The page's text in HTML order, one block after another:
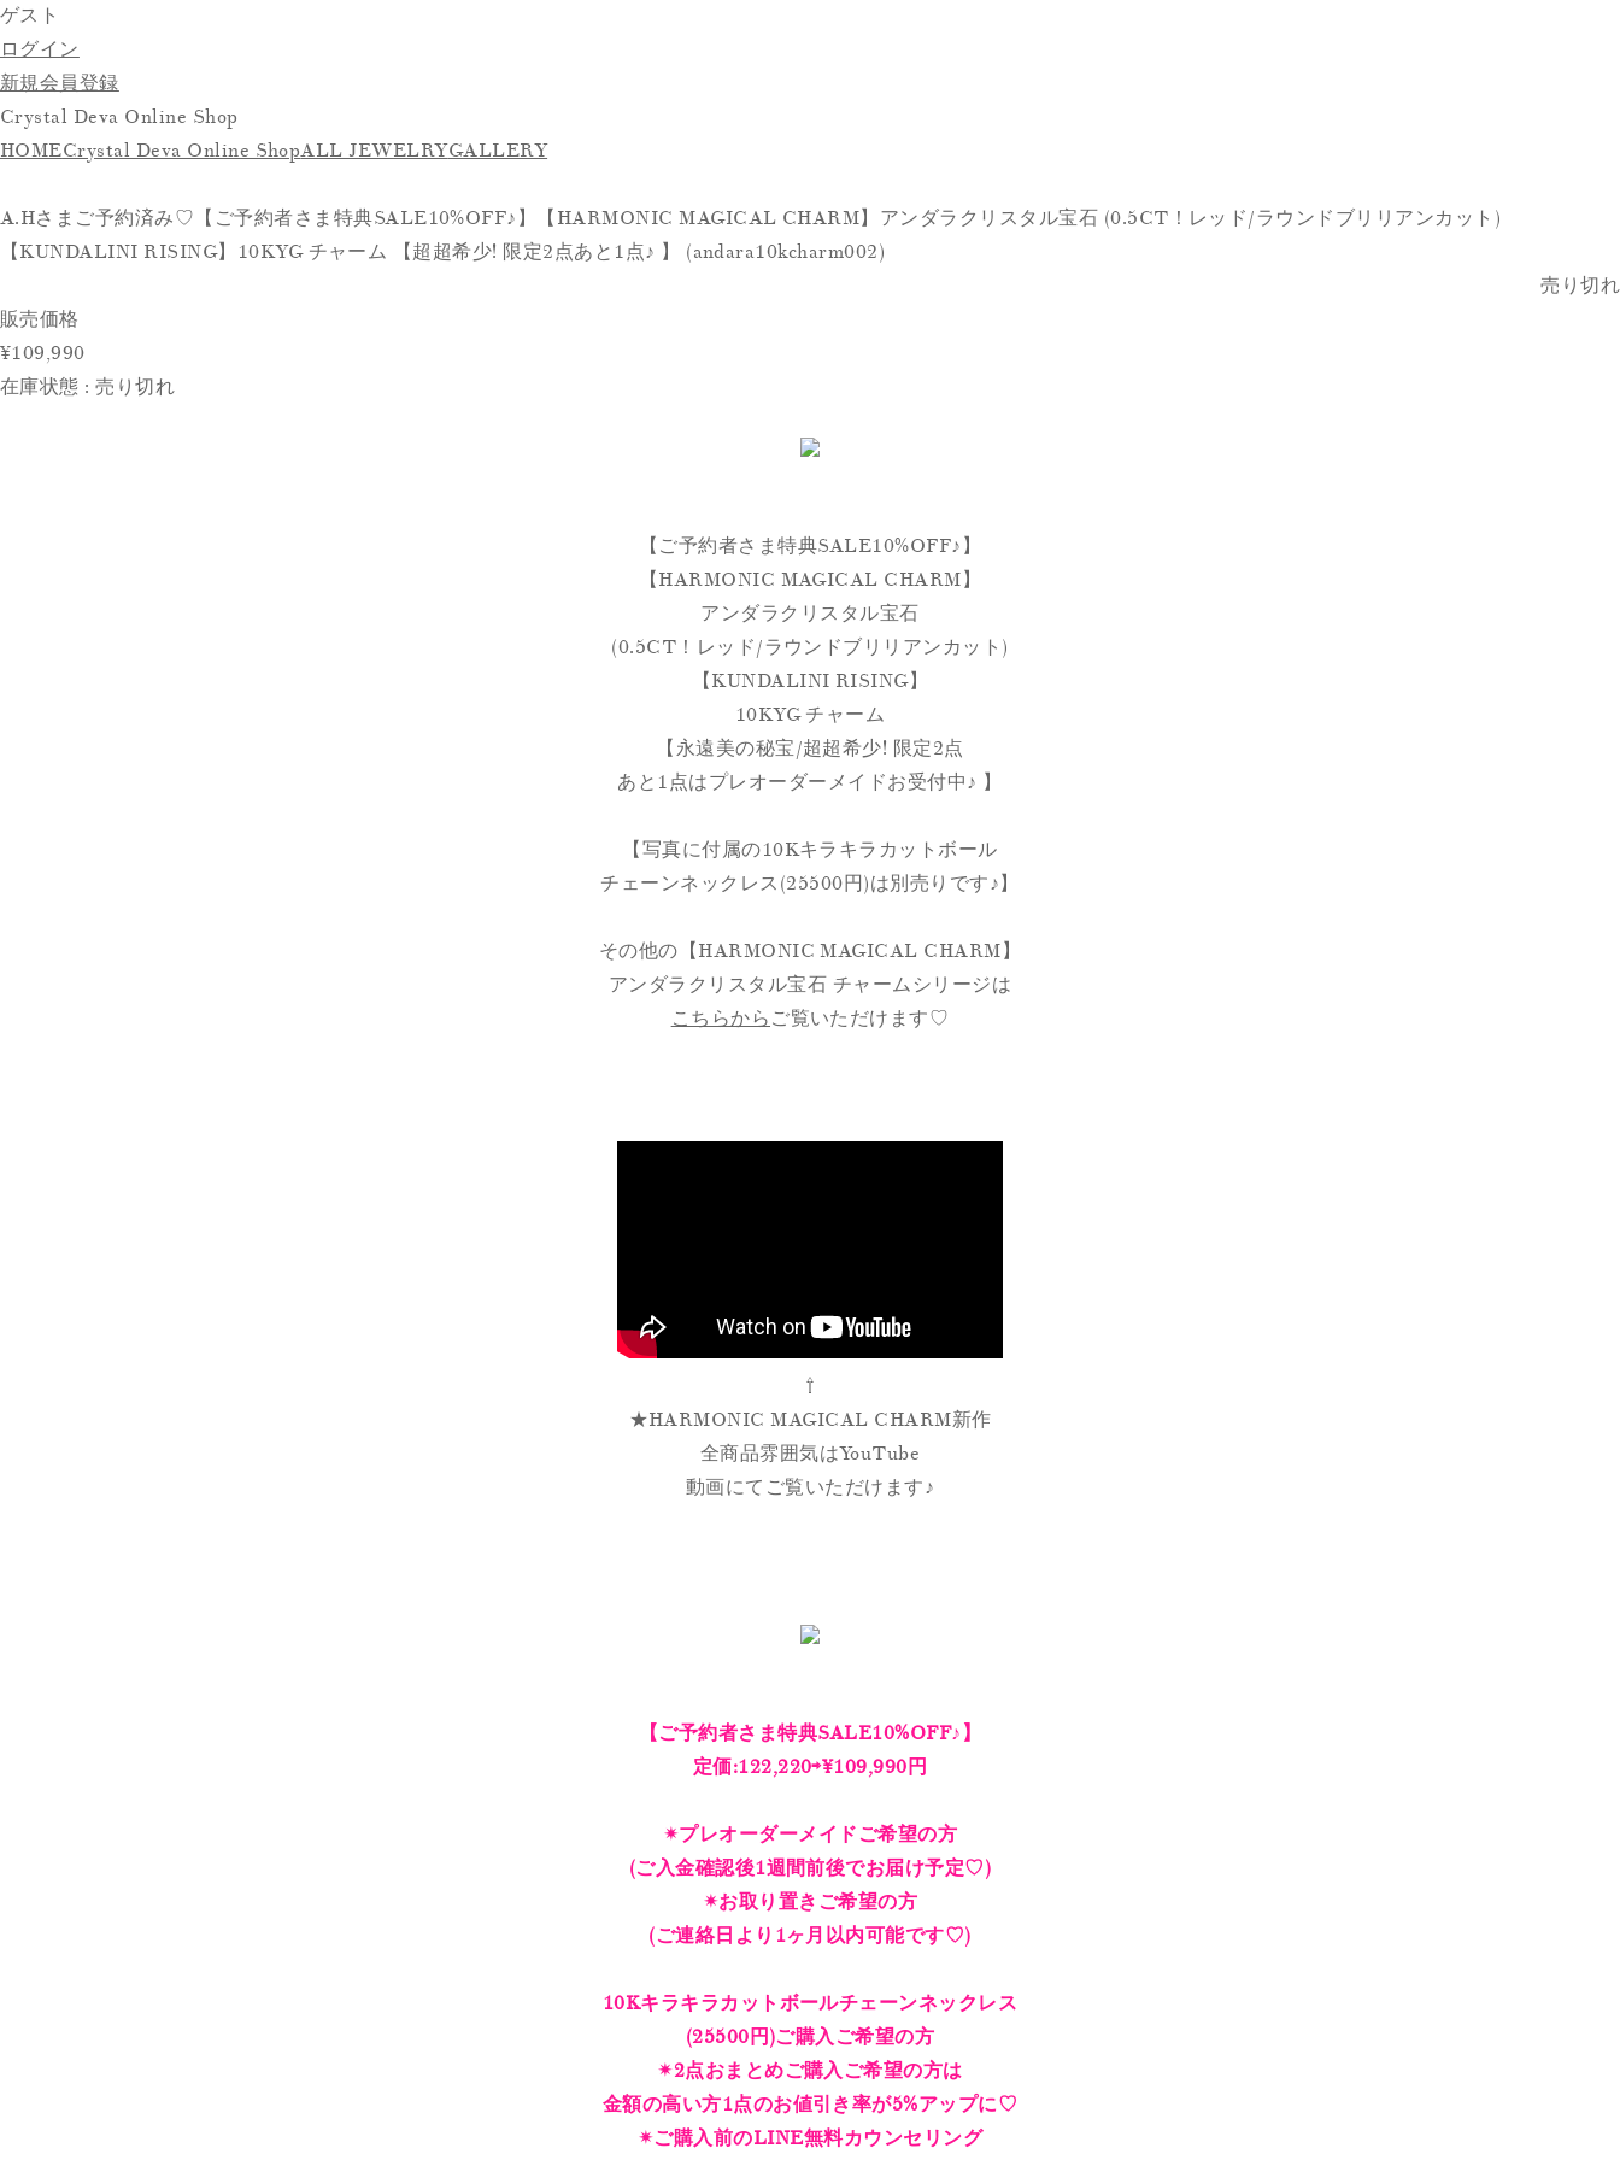
ゲスト
ログイン
新規会員登録
Crystal Deva Online Shop
HOMECrystal Deva Online ShopALL JEWELRYGALLERY
A.Hさまご予約済み♡【ご予約者さま特典SALE10%OFF♪】【HARMONIC MAGICAL CHARM】アンダラクリスタル宝石 (0.5CT！レッド/ラウンドブリリアンカット)
【KUNDALINI RISING】10KYG チャーム 【超超希少! 限定2点あと1点♪ 】 (andara10kcharm002)
売り切れ
販売価格
¥109,990
在庫状態 : 売り切れ
【ご予約者さま特典SALE10%OFF♪】
【HARMONIC MAGICAL CHARM】
アンダラクリスタル宝石
(0.5CT！レッド/ラウンドブリリアンカット)
【KUNDALINI RISING】
10KYG チャーム
【永遠美の秘宝/超超希少! 限定2点
あと1点はプレオーダーメイドお受付中♪ 】
【写真に付属の10Kキラキラカットボール
チェーンネックレス(25500円)は別売りです♪】
その他の【HARMONIC MAGICAL CHARM】
アンダラクリスタル宝石 チャームシリージは
こちらから ご覧いただけます♡
⇧
★HARMONIC MAGICAL CHARM新作
全商品雰囲気はYouTube
動画にてご覧いただけます♪
【ご予約者さま特典SALE10%OFF♪】
定価:122,220⇨¥109,990円
✴︎プレオーダーメイドご希望の方
(ご入金確認後1週間前後でお届け予定♡)
✴︎お取り置きご希望の方
(ご連絡日より1ヶ月以内可能です♡)
10Kキラキラカットボールチェーンネックレス
(25500円)ご購入ご希望の方
✴︎2点おまとめご購入ご希望の方は
金額の高い方1点のお値引き率が5%アップに♡
✴︎ご購入前のLINE無料カウンセリング